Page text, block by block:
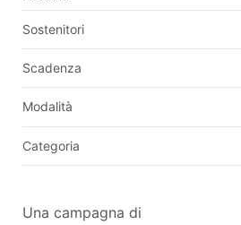
Sostenitori
Scadenza
Modalità
Categoria
Una campagna di